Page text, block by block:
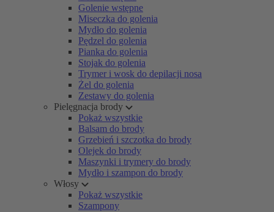
Golenie wstępne
Miseczka do golenia
Mydło do golenia
Pędzel do golenia
Pianka do golenia
Stojak do golenia
Trymer i wosk do depilacji nosa
Żel do golenia
Zestawy do golenia
Pielęgnacja brody
Pokaż wszystkie
Balsam do brody
Grzebień i szczotka do brody
Olejek do brody
Maszynki i trymery do brody
Mydło i szampon do brody
Włosy
Pokaż wszystkie
Szampony